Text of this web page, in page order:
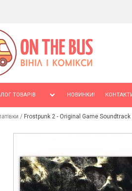
ТОВАРІВ НОВИНКИ!
/ Frostpunk 2 - Original Game